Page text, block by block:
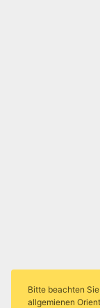
Bitte beachten
allgemienen